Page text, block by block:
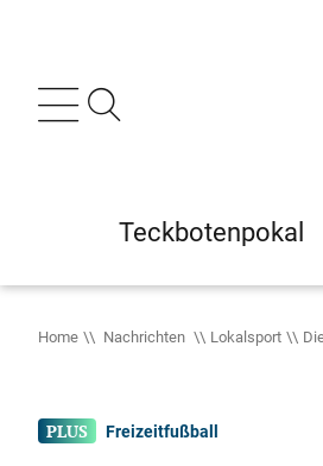
Teckbotenpokal
Home Nachrichten Lokalsport
Freizeitfußball